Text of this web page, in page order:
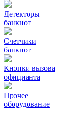
Детекторы
банкнот
Счетчики
банкнот
Кнопки вызова
официанта
Прочее
оборудование